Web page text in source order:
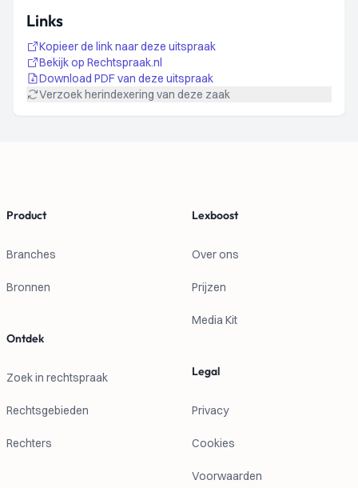
Links
Kopieer de link naar deze uitspraak
Bekijk op Rechtspraak.nl
Download PDF van deze uitspraak
Verzoek herindexering van deze zaak
Product
Branches
Bronnen
Ontdek
Zoek in rechtspraak
Rechtsgebieden
Rechters
Lexboost
Over ons
Prijzen
Media Kit
Legal
Privacy
Cookies
Voorwaarden